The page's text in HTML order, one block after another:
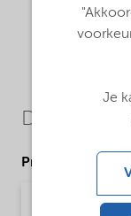
Downloads
Product Data
PDS
Je